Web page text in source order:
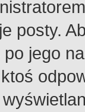
posty.
jego